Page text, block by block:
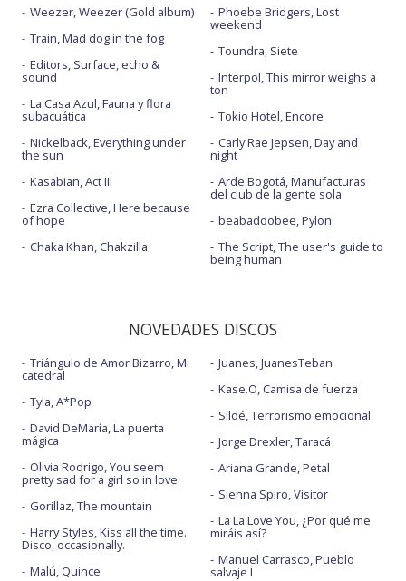
Weezer, Weezer (Gold album)
Train, Mad dog in the fog
Editors, Surface, echo &
sound
La Casa Azul, Fauna y flora
subacuática
Nickelback, Everything under
the sun
Kasabian, Act III
Ezra Collective, Here because
of hope
Chaka Khan, Chakzilla
Phoebe Bridgers, Lost
weekend
Toundra, Siete
Interpol, This mirror weighs a
ton
Tokio Hotel, Encore
Carly Rae Jepsen, Day and
night
Arde Bogotá, Manufacturas
del club de la gente sola
beabadoobee, Pylon
The Script, The user's guide to
being human
NOVEDADES DISCOS
Triángulo de Amor Bizarro, Mi
catedral
Tyla, A*Pop
David DeMaría, La puerta
mágica
Olivia Rodrigo, You seem
pretty sad for a girl so in love
Gorillaz, The mountain
Harry Styles, Kiss all the time.
Disco, occasionally.
Malú, Quince
Juanes, JuanesTeban
Kase.O, Camisa de fuerza
Siloé, Terrorismo emocional
Jorge Drexler, Taracá
Ariana Grande, Petal
Sienna Spiro, Visitor
La La Love You, ¿Por qué me
miráis así?
Manuel Carrasco, Pueblo
salvaje I